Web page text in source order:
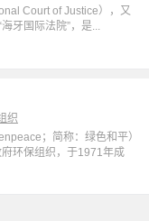
Court of Justice），又
牙国际法院”，是...
织
；简称：绿色和平）
环保组织，于1971年成